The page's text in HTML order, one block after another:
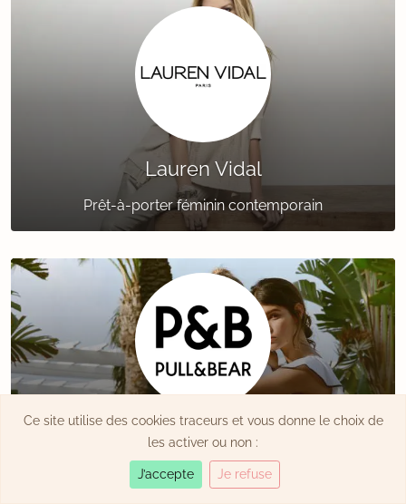
Lauren Vidal
Prêt-à-porter féminin contemporain
Pull & Bear
Prêt-à-porter urbain & moderne
Ce site utilise des cookies traceurs et vous donne le choix de
les activer ou non :
J’accepte Je refuse